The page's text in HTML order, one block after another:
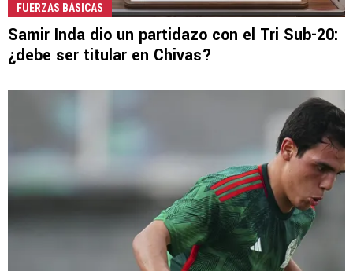
FUERZAS BÁSICAS
Samir Inda dio un partidazo con el Tri Sub-20:
¿debe ser titular en Chivas?